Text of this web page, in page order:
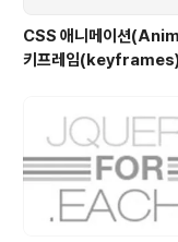
CSS 애니메이션
키프레임